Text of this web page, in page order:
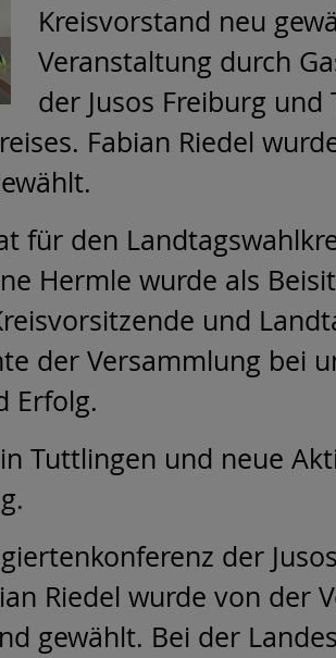
Kreisvorstand neu
Veranstaltung durch
der Jusos Freiburg und
Fabian Riedel
für den
Hermle wurde als
und
der Versammlung bei
Erfolg.
Tuttlingen und neue
der
Riedel wurde von der
gewählt. Bei der